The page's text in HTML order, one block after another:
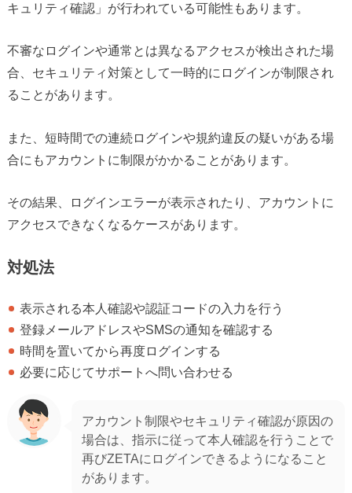
キュリティ確認」が行われている可能性もあります。
不審なログインや通常とは異なるアクセスが検出された場
合、セキュリティ対策として一時的にログインが制限され
ることがあります。
また、短時間での連続ログインや規約違反の疑いがある場
合にもアカウントに制限がかかることがあります。
その結果、ログインエラーが表示されたり、アカウントに
アクセスできなくなるケースがあります。
対処法
表示される本人確認や認証コードの入力を行う
登録メールアドレスやSMSの通知を確認する
時間を置いてから再度ログインする
必要に応じてサポートへ問い合わせる
アカウント制限やセキュリティ確認が原因の
場合は、指示に従って本人確認を行うことで
再びZETAにログインできるようになること
があります。